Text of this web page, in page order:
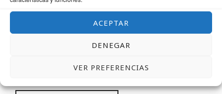
ACEPTAR
DENEGAR
VER PREFERENCIAS
WEB
PARA LA PRÓXIMA VEZ QUE COMENTE.